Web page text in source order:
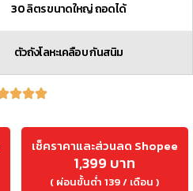
30 ลิตร ขนาดใหญ่ ถอดได้
ตัวถังโลหะเคลือบ กันสนิม
เช็คราคาและส่วนลด Shopee
1,399 บาท
( ผ่อนขั้นต่ำ 139 / เดือน )